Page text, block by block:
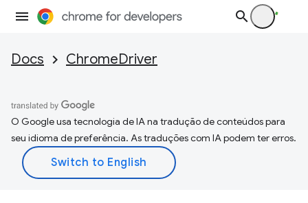
Docs ChromeDriver
O Google usa tecnologia de IA na tradução de conteúdos para
seu idioma de preferência. As traduções com IA podem ter erros.